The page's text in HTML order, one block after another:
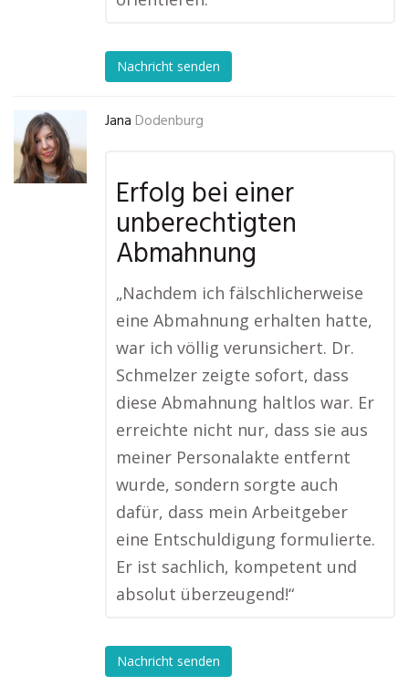
Nachricht senden
Jana Dodenburg
Erfolg bei einer
unberechtigten
Abmahnung
„Nachdem ich fälschlicherweise
eine Abmahnung erhalten hatte,
war ich völlig verunsichert. Dr.
Schmelzer zeigte sofort, dass
diese Abmahnung haltlos war. Er
erreichte nicht nur, dass sie aus
meiner Personalakte entfernt
wurde, sondern sorgte auch
dafür, dass mein Arbeitgeber
eine Entschuldigung formulierte.
Er ist sachlich, kompetent und
absolut überzeugend!“
Nachricht senden